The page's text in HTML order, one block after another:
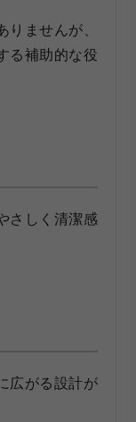
ませんが、
る補助的な役
さしく清潔感
広がる設計が